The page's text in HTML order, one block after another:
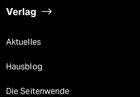
Verlag
Aktuelles
Hausblog
Die Seitenwende